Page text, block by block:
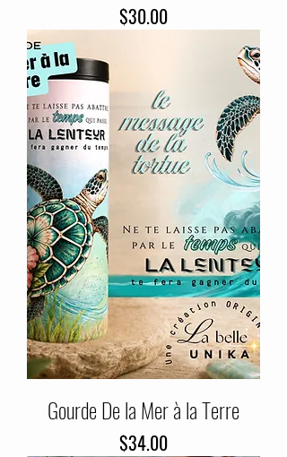
Price
$30.00
Gourde De la Mer à la Terre
Price
$34.00